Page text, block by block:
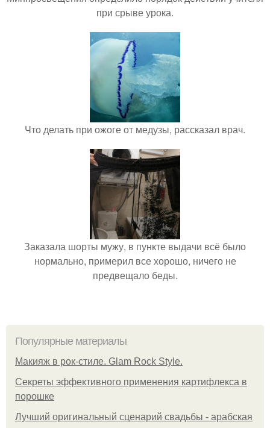
при срыве урока.
Что делать при ожоге от медузы, рассказал врач.
Заказала шорты мужу, в пункте выдачи всё было
нормально, примерил все хорошо, ничего не
предвещало беды.
Популярные материалы
Макияж в рок-стиле. Glam Rock Style.
Секреты эффективного применения картифлекса в
порошке
Лучший оригинальный сценарий свадьбы - арабская